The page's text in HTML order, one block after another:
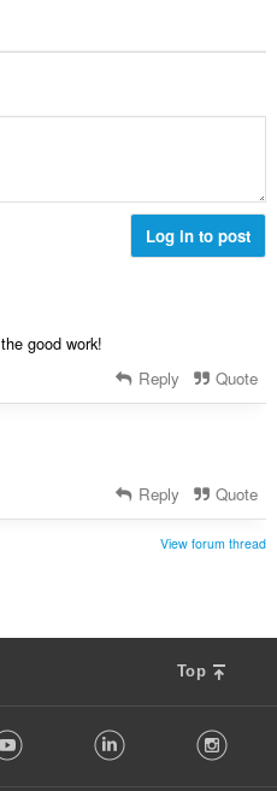
Log in to post
good work!
Reply Quote
Reply Quote
View forum thread
Top
Youtube LinkedIn